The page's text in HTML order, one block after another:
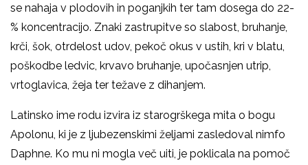
se nahaja v plodovih in poganjkih ter tam dosega do 22-
% koncentracijo. Znaki zastrupitve so slabost, bruhanje,
krči, šok, otrdelost udov, pekoč okus v ustih, kri v blatu,
poškodbe ledvic, krvavo bruhanje, upočasnjen utrip,
vrtoglavica, žeja ter težave z dihanjem.
Latinsko ime rodu izvira iz starogrškega mita o bogu
Apolonu, ki je z ljubezenskimi željami zasledoval nimfo
Daphne. Ko mu ni mogla več uiti, je poklicala na pomoč